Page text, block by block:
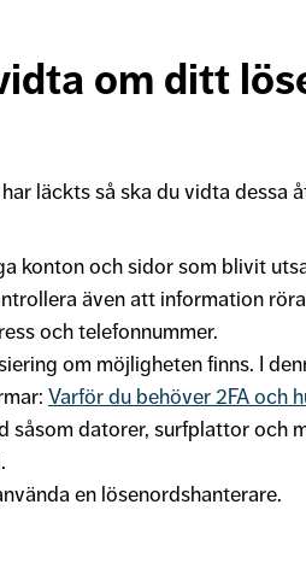
om ditt
läckts så ska du vidta dessa
konton och sidor som blivit
även att information
och telefonnummer.
om möjligheten finns. I
Varför du behöver 2FA och
såsom datorer, surfplattor och
en lösenordshanterare.